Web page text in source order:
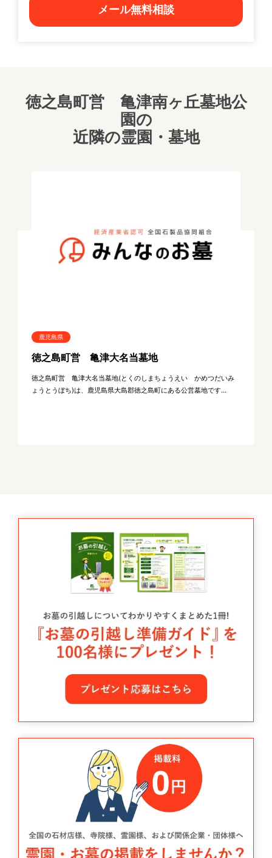
メール無料相談
徳之島町営 亀津南ヶ丘墓地公
園の
近隣の霊園・墓地
鹿児島県
徳之島町営 亀津大名当墓地
徳之島町営 亀津大名当墓地(とくのしまちょうえい かめつだいみ
ょうとうぼち)は、鹿児島県大島郡徳之島町にある公営墓地です...